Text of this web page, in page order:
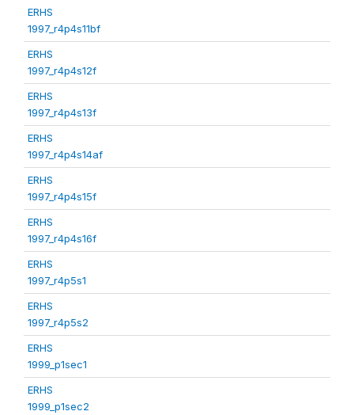
ERHS
1997_r4p4s11bf
ERHS
1997_r4p4s12f
ERHS
1997_r4p4s13f
ERHS
1997_r4p4s14af
ERHS
1997_r4p4s15f
ERHS
1997_r4p4s16f
ERHS
1997_r4p5s1
ERHS
1997_r4p5s2
ERHS
1999_p1sec1
ERHS
1999_p1sec2